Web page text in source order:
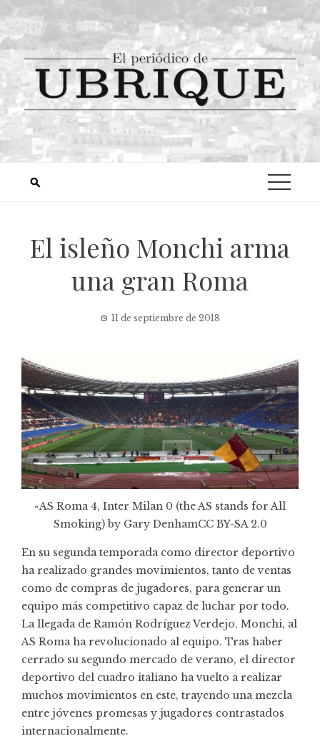
El isleño Monchi arma
una gran Roma
11 de septiembre de 2018
«AS Roma 4, Inter Milan 0 (the AS stands for All
Smoking)by Gary DenhamCC BY-SA 2.0
En su segunda temporada como director deportivo
ha realizado grandes movimientos, tanto de ventas
como de compras de jugadores, para generar un
equipo más competitivo capaz de luchar por todo.
La llegada de Ramón Rodríguez Verdejo, Monchi, al
AS Roma ha revolucionado al equipo. Tras haber
cerrado su segundo mercado de verano, el director
deportivo del cuadro italiano ha vuelto a realizar
muchos movimientos en este, trayendo unamezcla
entre jóvenes promesas y jugadores contrastados
internacionalmente.